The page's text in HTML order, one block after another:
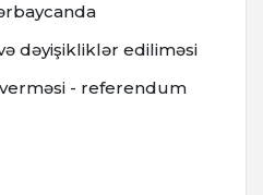
dəyişikliklər ediliməsi
- referendum